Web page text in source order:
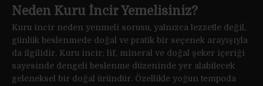
Neden Kuru İncir Yemelisiniz?
Kuru incir neden yenmeli sorusu, yalnızca lezzetle değil,
günlük beslenmede doğal ve pratik bir seçenek arayışıyla
da ilgilidir. Kuru incir; lif, mineral ve doğal şeker içeriği
sayesinde dengeli beslenme düzeninde yer alabilecek
geleneksel bir doğal üründür. Özellikle yoğun tempoda